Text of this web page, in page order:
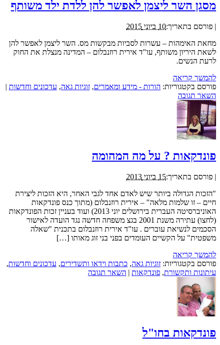
מסגן השר ליצמן לאפשר להן ללדת ילד משותף
| פורסם בתאריך:10 ביוני 2015
מחאת האימהות – עשרות לסביות מבקשות מס. השר ליצמן לאפשר להן
לשאת היריון משותף, עו"ד אירית רוזנבלום – המדינה מנצלת את החוק
לרעת הנשים.
להמשך קריאה
פורסם בקטגוריות: הורות - מידע ומאמרים, זוגיות גאה, עדכונים וחדשות |
השאר תגובה
פונדקאות ? על מה המהומה
| פורסם בתאריך:15 ביוני 2013
"הזכות הגדולה ביותר שיש לאדם אחד לגבי האחר, היא הזכות ליצירת
חיים – זו שלמות מלאה" – אירית רוזנבלום (מתוך כנס פונדקאות
האוניברסיטה העברית בירושלים יוני 2013) ועוד בעניין זכות הפונדקאות
(לחצו) עתירה משנת 2001 בגצ משפחה חדשה נגד הועדה לאישור
הסכמים לנשיאת עוברים . עו"ד אירית רוזנבלום בתכנית "שאלה
משפטית" על הקשיים העומדים בפני בני זוג מאותו […]
להמשך קריאה
פורסם בקטגוריות: זוגיות גאה, כתבות וידאו ותשדירים, עדכונים וחדשות,
עיתונות ותקשורת, פונדקאות | השאר תגובה
פונדקאות בחו"ל